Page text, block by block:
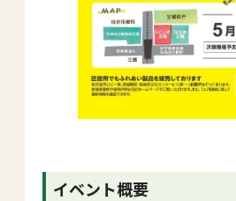
イベント概要